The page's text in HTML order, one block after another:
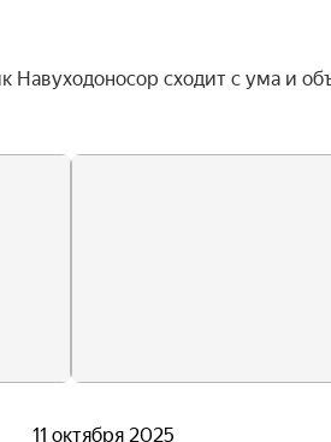
Навуходоносор сходит с ума и
11 октября 2025